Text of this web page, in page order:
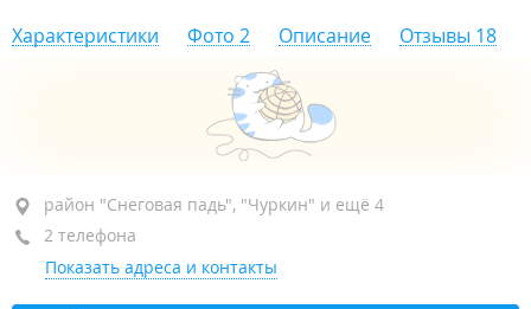
Характеристики Фото 2 Описание Отзывы 18
район "Снеговая падь", ул. Анны Щетининой, 21
ТЦ "Снеговая падь"
сегодня закрыто
район "Снеговая падь", "Чуркин" и ещё 4
2 телефона
Показать адреса и контакты